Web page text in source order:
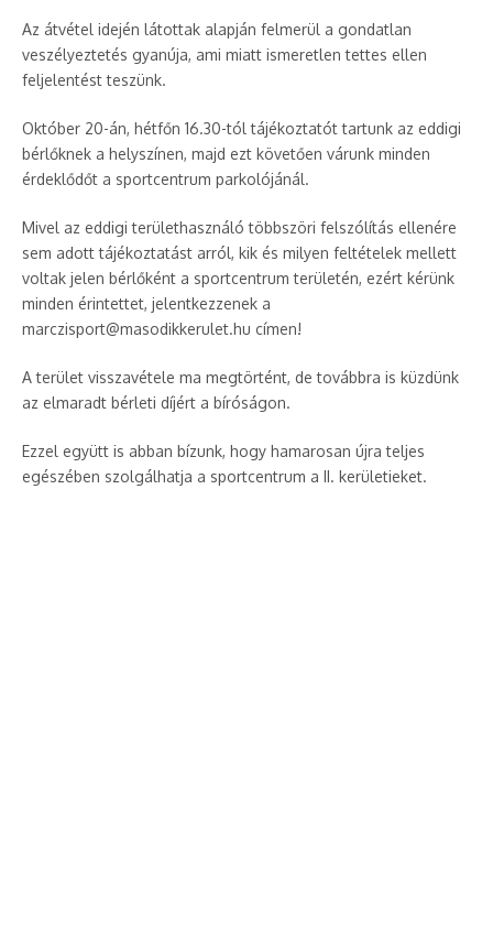
Az átvétel idején látottak alapján felmerül a gondatlan
veszélyeztetés gyanúja, ami miatt ismeretlen tettes ellen
feljelentést teszünk.
Október 20-án, hétfőn 16.30-tól tájékoztatót tartunk az eddigi
bérlőknek a helyszínen, majd ezt követően várunk minden
érdeklődőt a sportcentrum parkolójánál.
Mivel az eddigi területhasználó többszöri felszólítás ellenére
sem adott tájékoztatást arról, kik és milyen feltételek mellett
voltak jelen bérlőként a sportcentrum területén, ezért kérünk
minden érintettet, jelentkezzenek a
marczisport@masodikkerulet.hu címen!
A terület visszavétele ma megtörtént, de továbbra is küzdünk
az elmaradt bérleti díjért a bíróságon.
Ezzel együtt is abban bízunk, hogy hamarosan újra teljes
egészében szolgálhatja a sportcentrum a II. kerületieket.